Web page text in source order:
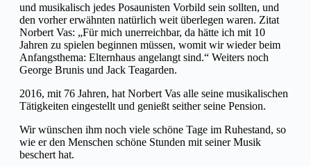
und musikalisch jedes Posaunisten Vorbild sein sollten, und
den vorher erwähnten natürlich weit überlegen waren. Zitat
Norbert Vas: „Für mich unerreichbar, da hätte ich mit 10
Jahren zu spielen beginnen müssen, womit wir wieder beim
Anfangsthema: Elternhaus angelangt sind.“ Weiters noch
George Brunis und Jack Teagarden.
2016, mit 76 Jahren, hat Norbert Vas alle seine musikalischen
Tätigkeiten eingestellt und genießt seither seine Pension.
Wir wünschen ihm noch viele schöne Tage im Ruhestand, so
wie er den Menschen schöne Stunden mit seiner Musik
beschert hat.